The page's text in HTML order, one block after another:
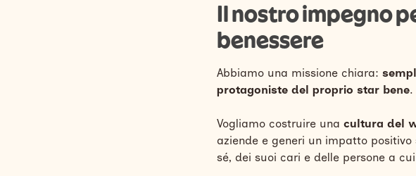
Il nostro impegno
benessere
Abbiamo una missione chiara:
protagoniste del proprio star bene.
Vogliamo costruire una cultura del
aziende e generi un impatto
sé, dei suoi cari e delle persone a